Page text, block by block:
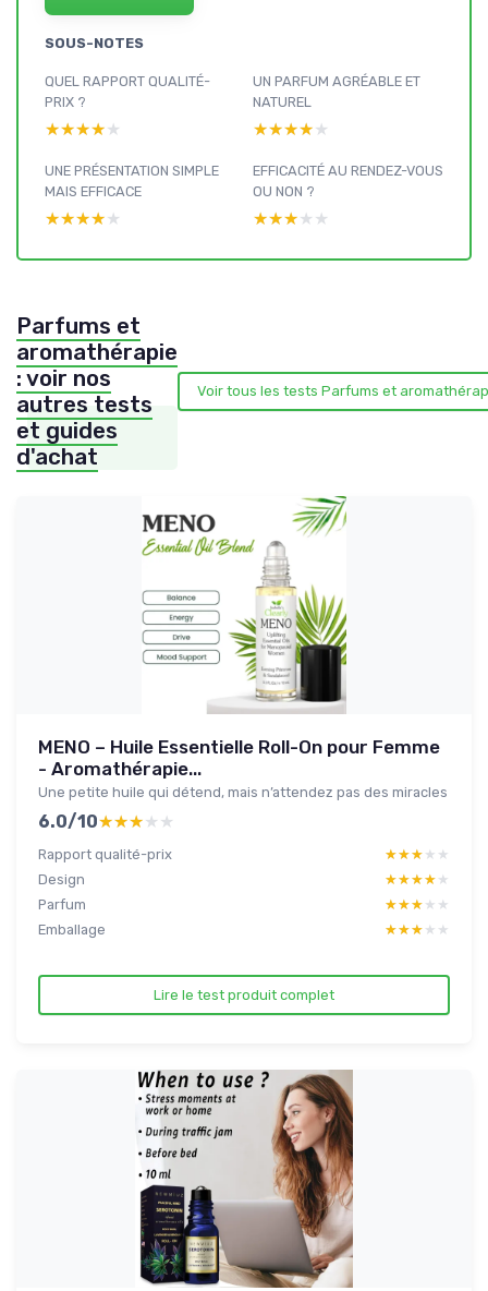
SOUS-NOTES
QUEL RAPPORT QUALITÉ-
PRIX ?
★★★★★
★★★★★
UN PARFUM AGRÉABLE ET
NATUREL
★★★★★
★★★★★
UNE PRÉSENTATION SIMPLE
MAIS EFFICACE
★★★★★
★★★★★
EFFICACITÉ AU RENDEZ-VOUS
OU NON ?
★★★★★
★★★★★
Parfums et
aromathérapie
: voir nos
autres tests
et guides
d'achat
Voir tous les tests Parfums et
MENO – Huile Essentielle Roll-On pour Femme
- Aromathérapie...
Une petite huile qui détend, mais n’attendez pas des miracles
6.0/10★★★★★
★★★★★
Rapport qualité-prix ★★★★★
★★★★★
Design
★★★★★
★★★★★
Parfum
★★★★★
★★★★★
Emballage
★★★★★
★★★★★
Lire le test produit complet